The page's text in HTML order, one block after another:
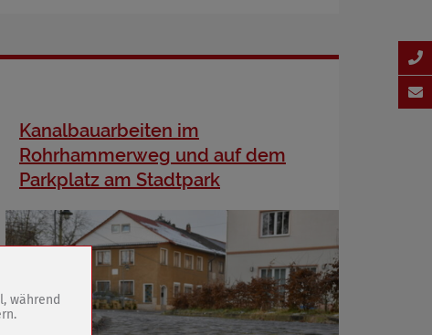
Kanalbauarbeiten im
Rohrhammerweg und auf dem
Parkplatz am Stadtpark
während